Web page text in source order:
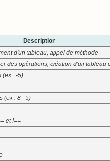
Description
d'un tableau, appel de méthode
des opérations, création d'un tableau
(ex : -5)
(ex : 8 - 5)
et !==